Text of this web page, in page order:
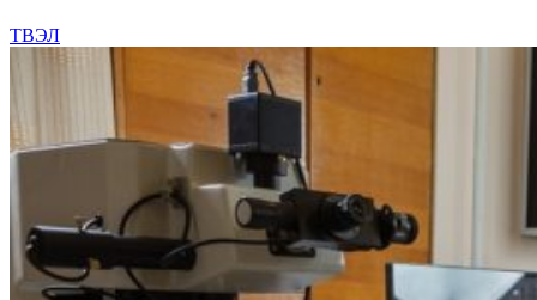
ТВЭЛ